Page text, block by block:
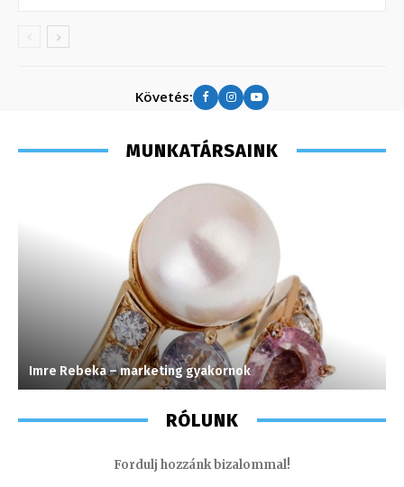
Követés:
MUNKATÁRSAINK
Imre Rebeka – marketing gyakornok
RÓLUNK
Fordulj hozzánk bizalommal!